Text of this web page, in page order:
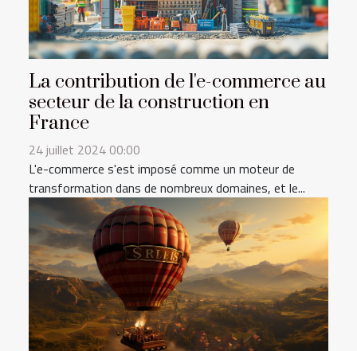
La contribution de l'e-commerce au
secteur de la construction en
France
24 juillet 2024 00:00
L'e-commerce s'est imposé comme un moteur de
transformation dans de nombreux domaines, et le...